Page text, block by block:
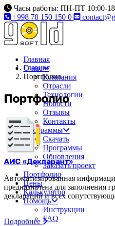
Часы работы: ПН-ПТ 10:00-
+998 78 150 150 0
Главная
О нас
Компания
Отрасли
Технологии
Новости
Отзывы
Контакты
Программы
Скачать
Программы
Обновления
Заказать проект
Портфолио
Цены
Калькулятор
Помощь
Инструкции
FAQ
Главная
Портфолио
Портфолио
АИС «Декларант»
Автоматизированная
предназначена для заполнения
деклараций и всех
Подробнее